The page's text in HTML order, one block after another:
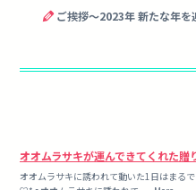
ご挨拶〜2023年 新たな年を
オオムラサキが運んできてくれた贈
オオムラサキに誘われて動いた1日はまる